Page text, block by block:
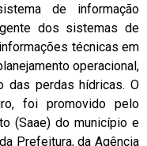
de informação
dos sistemas de
técnicas em
operacional,
das perdas hídricas. O
foi promovido pelo
(Saae) do município e
Prefeitura, da Agência